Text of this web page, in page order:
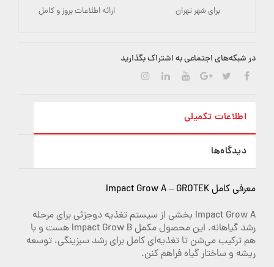
برای شهر تهران ارائه اطلاعات بروز و کامل
در شبکه‌های اجتماعی به اشتراک بگذارید
اطلاعات تکمیلی
دیدگاه‌ها
معرفی کامل Impact Grow A – GROTEK
Impact Grow A بخشی از سیستم تغذیه دو‌جزئی برای مرحله
رشد گیاهانه. این محصول مکمل Impact Grow B هست و با
هم ترکیب می‌شن تا تغذیه‌ای کامل برای رشد سبزینگی، توسعه
ریشه و ساختار گیاه فراهم کنن.